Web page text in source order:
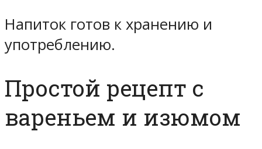
Напиток готов к хранению и
употреблению.
Простой рецепт с
вареньем и изюмом